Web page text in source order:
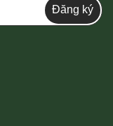
Đăng ký